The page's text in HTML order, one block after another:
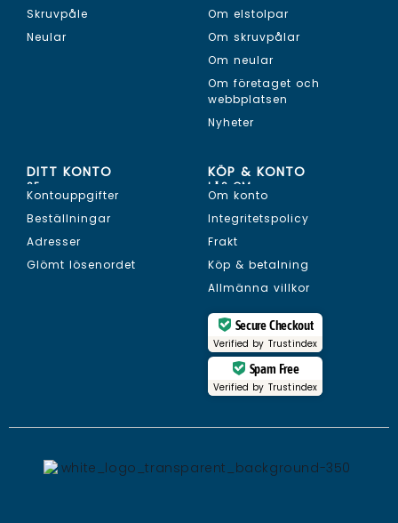
Skruvpåle
Neular
Om elstolpar
Om skruvpålar
Om neular
Om företaget och
webbplatsen
Nyheter
DITT KONTO
SE...
Kontouppgifter
Beställningar
Adresser
Glömt lösenordet
KÖP & KONTO
LÄS OM...
Om konto
Integritetspolicy
Frakt
Köp & betalning
Allmänna villkor
Secure Checkout
Verified by Trustindex
Spam Free
Verified by Trustindex